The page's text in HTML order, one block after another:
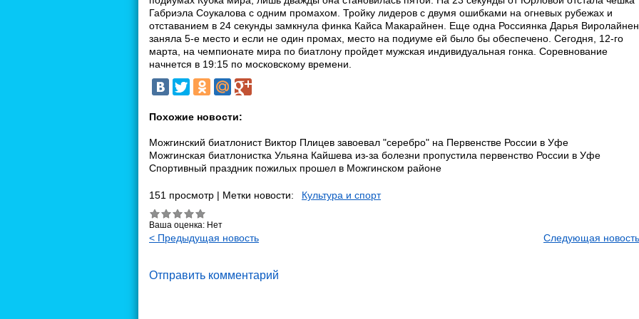
Габриэла Соукалова с одним промахом. Тройку лидеров с двумя ошибками на огневых рубежах и
отставанием в 24 секунды замкнула финка Кайса Макарайнен. Еще одна Россиянка Дарья Виролайнен
заняла 5-е место и если не один промах, место на подиуме ей было бы обеспечено. Сегодня, 12-го
марта, на чемпионате мира по биатлону пройдет мужская индивидуальная гонка. Соревнование
начнется в 19:15 по московскому времени.
Похожие новости:
Можгинский биатлонист Виктор Плицев завоевал "серебро" на Первенстве России в Уфе
Можгинская биатлонистка Ульяна Кайшева из-за болезни пропустила первенство России в Уфе
Cпортивный праздник пожилых прошел в Можгинском районе
151 просмотр | Метки новости: Культура и спорт
Ваша оценка: Нет
< Предыдущая новость Следующая
Отправить комментарий